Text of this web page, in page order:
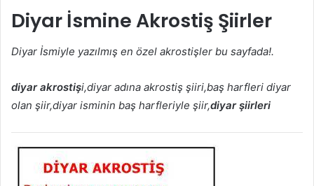
Diyar İsmine Akrostiş Şiirler
Diyar İsmiyle yazılmış en özel akrostişler bu sayfada!.
diyar akrostişi,diyar adına akrostiş şiiri,baş harfleri diyar
olan şiir,diyar isminin baş harfleriyle şiir,diyar şiirleri